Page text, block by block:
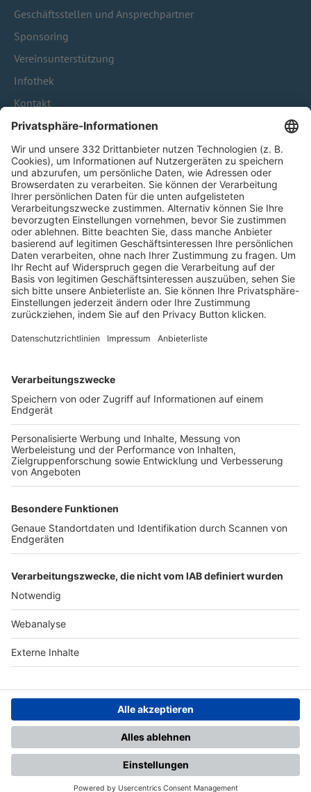
Geschäftsstellen und Ansprechpartner
Sponsoring
Vereinsunterstützung
Infothek
Kontakt
HÄUFIG BESUCHTE SEITEN
Pässe und Vereinswechsel
Trainerausbildung
Schulungsangebot Vereinsmitarbeiter
BFV-Geschäftsstellen
Trainerbörse
Login SpielPlus
FOLGE DEM BFV
TOP-VEREINE
TOP-PARTNER
Nutzungsbedingungen Datenschutz Impressum